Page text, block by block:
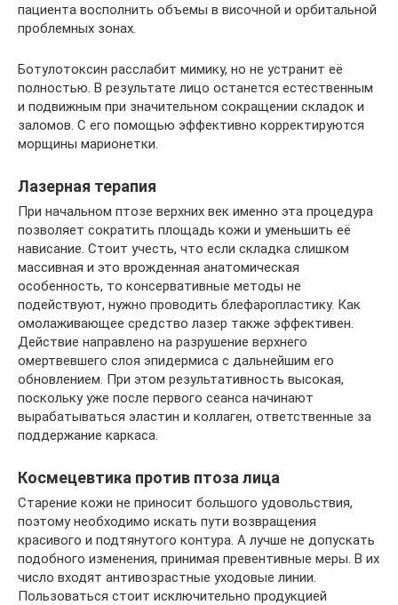
пациента восполнить объемы в височной и орбитальной
проблемных зонах.
Ботулотоксин расслабит мимику, но не устранит её
полностью. В результате лицо останется естественным
и подвижным при значительном сокращении складок и
заломов. С его помощью эффективно корректируются
морщины марионетки.
Лазерная терапия
При начальном птозе верхних век именно эта процедура
позволяет сократить площадь кожи и уменьшить её
нависание. Стоит учесть, что если складка слишком
массивная и это врожденная анатомическая
особенность, то консервативные методы не
подействуют, нужно проводить блефаропластику. Как
омолаживающее средство лазер также эффективен.
Действие направлено на разрушение верхнего
омертвевшего слоя эпидермиса с дальнейшим его
обновлением. При этом результативность высокая,
поскольку уже после первого сеанса начинают
вырабатываться эластин и коллаген, ответственные за
поддержание каркаса.
Космецевтика против птоза лица
Старение кожи не приносит большого удовольствия,
поэтому необходимо искать пути возвращения
красивого и подтянутого контура. А лучше не допускать
подобного изменения, принимая превентивные меры. В их
число входят антивозрастные уходовые линии.
Пользоваться стоит исключительно продукцией